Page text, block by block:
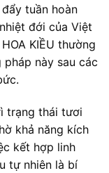
tuần hoàn
đới của Việt
KIỀU thường
này sau các
trạng thái tươi
khả năng kích
kết hợp linh
tự nhiên là bí